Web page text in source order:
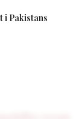
i Pakistans